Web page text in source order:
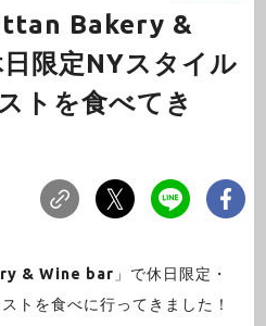
Bakery &
限定NYスタイル
トを食べてき
& Wine bar 」で休日限定・
トを食べに行ってきました！